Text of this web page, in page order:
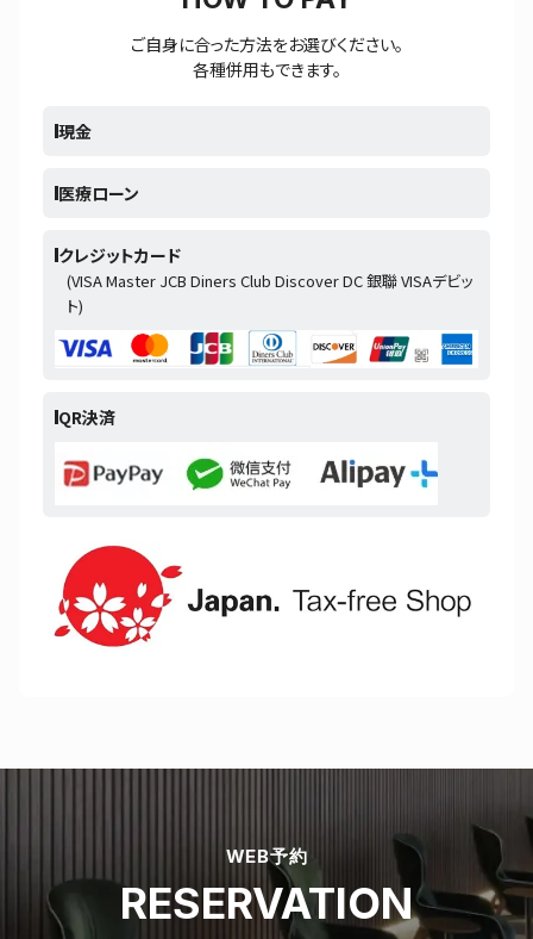
ご自身に合った方法をお選びください。
各種併用もできます。
現金
医療ローン
クレジットカード
(VISA Master JCB Diners Club Discover DC 銀聯 VISAデビッ
ト)
QR決済
WEB予約
RESERVATION